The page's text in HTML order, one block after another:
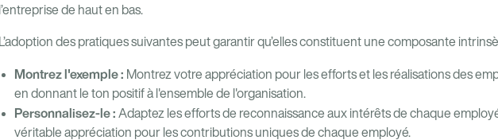
l’entreprise de haut en bas.
L’adoption des pratiques suivantes peut garantir qu’elles constituent une composante
Montrez l'exemple : Montrez votre appréciation pour les efforts et les réalisations des
en donnant le ton positif à l'ensemble de l'organisation.
Personnalisez-le : Adaptez les efforts de reconnaissance aux intérêts de chaque
véritable appréciation pour les contributions uniques de chaque employé.